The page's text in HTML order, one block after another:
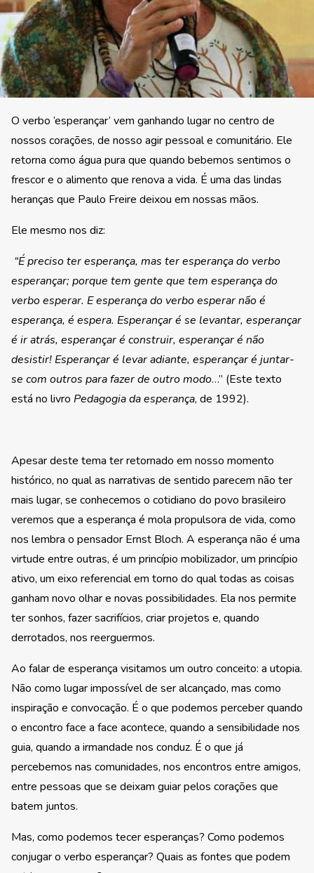
O verbo ‘esperançar’ vem ganhando lugar no centro de
nossos corações, de nosso agir pessoal e comunitário. Ele
retorna como água pura que quando bebemos sentimos o
frescor e o alimento que renova a vida. É uma das lindas
heranças que Paulo Freire deixou em nossas mãos.
Ele mesmo nos diz:
“É preciso ter esperança, mas ter esperança do verbo
esperançar; porque tem gente que tem esperança do
verbo esperar. E esperança do verbo esperar não é
esperança, é espera. Esperançar é se levantar, esperançar
é ir atrás, esperançar é construir, esperançar é não
desistir! Esperançar é levar adiante, esperançar é juntar-
se com outros para fazer de outro modo…” (Este texto
está no livro Pedagogia da esperança, de 1992).
Apesar deste tema ter retornado em nosso momento
histórico, no qual as narrativas de sentido parecem não ter
mais lugar, se conhecemos o cotidiano do povo brasileiro
veremos que a esperança é mola propulsora de vida, como
nos lembra o pensador Ernst Bloch. A esperança não é uma
virtude entre outras, é um princípio mobilizador, um princípio
ativo, um eixo referencial em torno do qual todas as coisas
ganham novo olhar e novas possibilidades. Ela nos permite
ter sonhos, fazer sacrifícios, criar projetos e, quando
derrotados, nos reerguermos.
Ao falar de esperança visitamos um outro conceito: a utopia.
Não como lugar impossível de ser alcançado, mas como
inspiração e convocação. É o que podemos perceber quando
o encontro face a face acontece, quando a sensibilidade nos
guia, quando a irmandade nos conduz. É o que já
percebemos nas comunidades, nos encontros entre amigos,
entre pessoas que se deixam guiar pelos corações que
batem juntos.
Mas, como podemos tecer esperanças? Como podemos
conjugar o verbo esperançar? Quais as fontes que podem